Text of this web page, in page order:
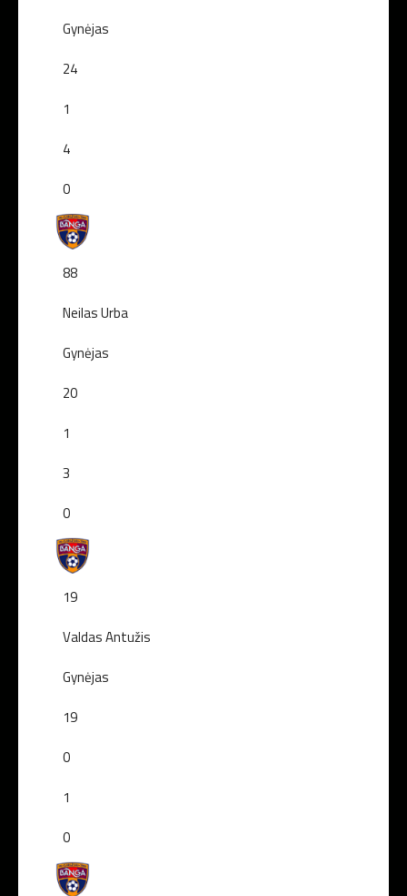
Gynėjas
24
1
4
0
88
Neilas Urba
Gynėjas
20
1
3
0
19
Valdas Antužis
Gynėjas
19
0
1
0